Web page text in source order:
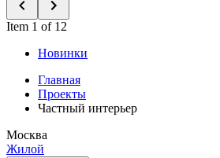
Item 1 of 12
Новинки
Главная
Проекты
Частный интерьер
Москва
Жилой